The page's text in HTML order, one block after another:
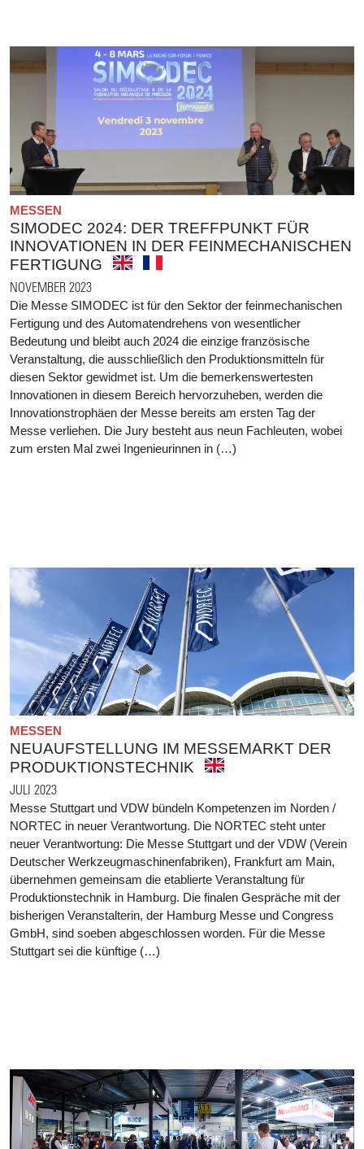
MESSEN
SIMODEC 2024: DER TREFFPUNKT FÜR
INNOVATIONEN IN DER FEINMECHANISCHEN
FERTIGUNG
NOVEMBER 2023
Die Messe SIMODEC ist für den Sektor der feinmechanischen
Fertigung und des Automatendrehens von wesentlicher
Bedeutung und bleibt auch 2024 die einzige französische
Veranstaltung, die ausschließlich den Produktionsmitteln für
diesen Sektor gewidmet ist. Um die bemerkenswertesten
Innovationen in diesem Bereich hervorzuheben, werden die
Innovationstrophäen der Messe bereits am ersten Tag der
Messe verliehen. Die Jury besteht aus neun Fachleuten, wobei
zum ersten Mal zwei Ingenieurinnen in (…)
MESSEN
NEUAUFSTELLUNG IM MESSEMARKT DER
PRODUKTIONSTECHNIK
JULI 2023
Messe Stuttgart und VDW bündeln Kompetenzen im Norden /
NORTEC in neuer Verantwortung. Die NORTEC steht unter
neuer Verantwortung: Die Messe Stuttgart und der VDW (Verein
Deutscher Werkzeugmaschinenfabriken), Frankfurt am Main,
übernehmen gemeinsam die etablierte Veranstaltung für
Produktionstechnik in Hamburg. Die finalen Gespräche mit der
bisherigen Veranstalterin, der Hamburg Messe und Congress
GmbH, sind soeben abgeschlossen worden. Für die Messe
Stuttgart sei die künftige (…)